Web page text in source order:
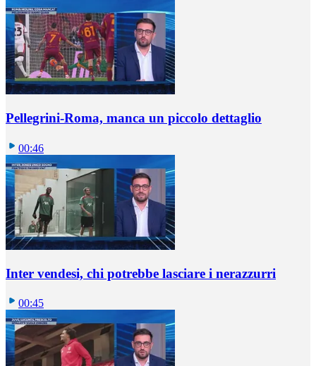
Pellegrini-Roma, manca un piccolo dettaglio
00:46
Inter vendesi, chi potrebbe lasciare i nerazzurri
00:45